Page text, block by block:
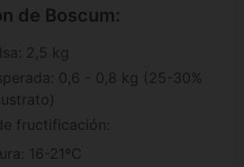
de Boscum:
2,5 kg
0,6 - 0,8 kg (25-30%
fructificación:
16-21ºC